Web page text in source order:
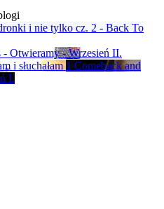
i nie tylko cz. 2 - Back To
- Otwieramy - Wrzesień II.
i słuchałam 1 Comeback and
I.